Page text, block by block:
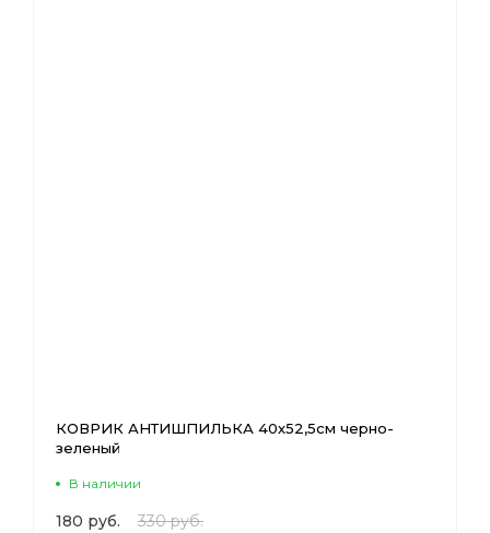
КОВРИК АНТИШПИЛЬКА 40х52,5см черно-
зеленый
В наличии
180 руб. 330 руб.